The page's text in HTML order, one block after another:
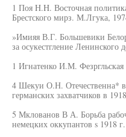
1 Поя H.H. Восточная
Брестского мирз. М.Лгука,
»Имияя В.Г. Большевики
за осукестгление
1 Игнатенко И.М.
4 Шекуи О.Н. Отечественна*
германских захватчиков в
5 Мклованов В А. Борьба
немецких оккупантов s